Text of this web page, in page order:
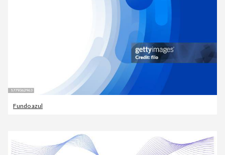
Fundo azul